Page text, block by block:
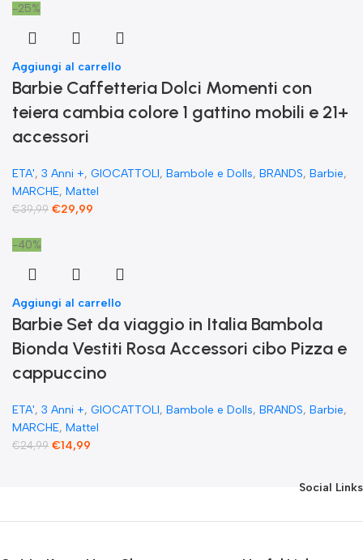
-25%
Aggiungi al carrello
​Barbie Caffetteria Dolci Momenti con
teiera cambia colore 1 gattino mobili e 21+
accessori
ETA', 3 Anni +, GIOCATTOLI, Bambole e Dolls, BRANDS, Barbie,
MARCHE, Mattel
€39,99 €29,99
-40%
Aggiungi al carrello
Barbie Set da viaggio in Italia Bambola
Bionda Vestiti Rosa Accessori cibo Pizza e
cappuccino
ETA', 3 Anni +, GIOCATTOLI, Bambole e Dolls, BRANDS, Barbie,
MARCHE, Mattel
€24,99 €14,99
Social Links